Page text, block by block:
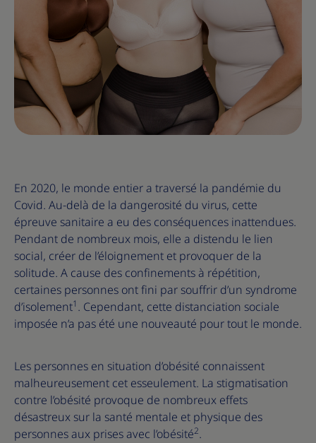
En 2020, le monde entier a traversé la pandémie du
Covid. Au-delà de la dangerosité du virus, cette
épreuve sanitaire a eu des conséquences inattendues.
Pendant de nombreux mois, elle a distendu le lien
social, créer de l’éloignement et provoquer de la
solitude. A cause des confinements à répétition,
certaines personnes ont fini par souffrir d’un syndrome
d’isolement1 . Cependant, cette distanciation sociale
imposée n’a pas été une nouveauté pour tout le monde.
Les personnes en situation d’obésité connaissent
malheureusement cet esseulement. La stigmatisation
contre l’obésité provoque de nombreux effets
désastreux sur la santé mentale et physique des
personnes aux prises avec l’obésité2.